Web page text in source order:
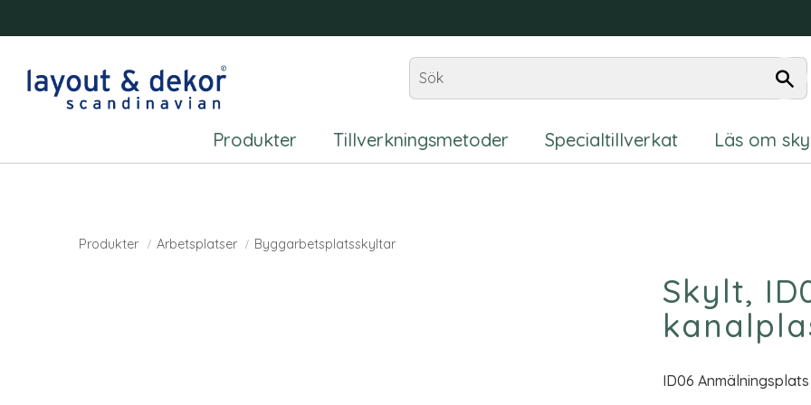
Produkter Tillverkningsmetoder Specialtillverkat Läs om
Produkter Arbetsplatser Byggarbetsplatsskyltar
Skylt,
ID06 Anmälningsplats